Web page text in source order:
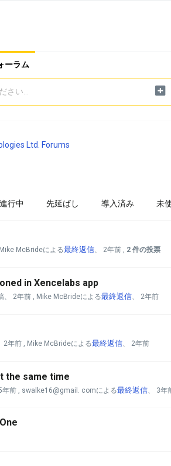
ーラム
Ltd. Forums
進行中 先延ばし 導入済み 未
McBrideによる最終返信、 2年前 , 2 件の投票
in Xencelabs app
、 2年前 , Mike McBrideによる最終返信、 2年前
2年前 , Mike McBrideによる最終返信、 2年前
the same time
年前 , swalke16@gmail. comによる最終返信、 3年